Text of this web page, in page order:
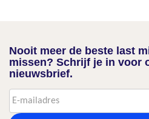
Nooit meer de beste last
missen? Schrijf je in voor
nieuwsbrief.